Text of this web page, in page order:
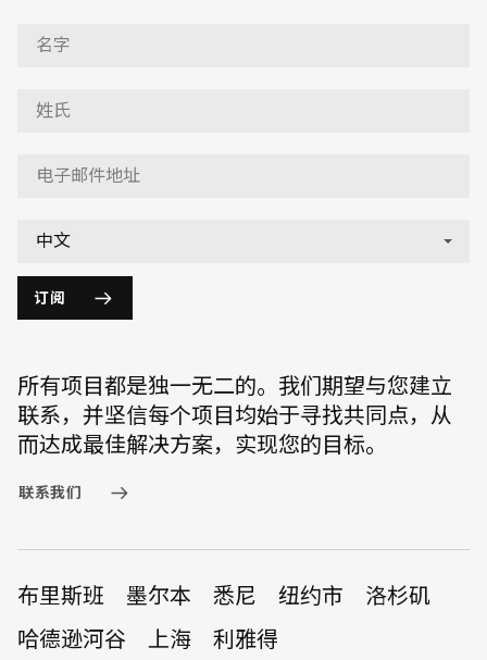
English
订阅
所有项目都是独一无二的。我们期望与您建立
联系，并坚信每个项目均始于寻找共同点，从
而达成最佳解决方案，实现您的目标。
联系我们
布里斯班 墨尔本 悉尼 纽约市
洛杉矶
哈德逊河谷
上海 利雅得